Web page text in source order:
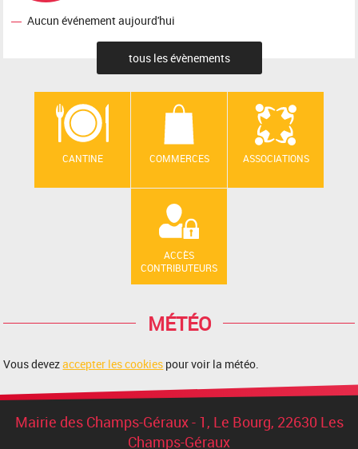
Aucun événement aujourd'hui
tous les évènements
CANTINE COMMERCES ASSOCIATIONS
ACCÈS
CONTRIBUTEURS
MÉTÉO
Vous devezaccepter les cookies pour voir la météo.
Mairie des Champs-Géraux - 1, Le Bourg, 22630 Les
Champs-Géraux